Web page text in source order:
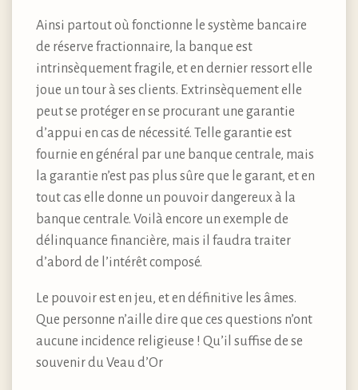
Ainsi partout où fonctionne le système bancaire
de réserve fractionnaire, la banque est
intrinsèquement fragile, et en dernier ressort elle
joue un tour à ses clients. Extrinsèquement elle
peut se protéger en se procurant une garantie
d’appui en cas de nécessité. Telle garantie est
fournie en général par une banque centrale, mais
la garantie n’est pas plus sûre que le garant, et en
tout cas elle donne un pouvoir dangereux à la
banque centrale. Voilà encore un exemple de
délinquance financière, mais il faudra traiter
d’abord de l’intérêt composé.
Le pouvoir est en jeu, et en définitive les âmes.
Que personne n’aille dire que ces questions n’ont
aucune incidence religieuse ! Qu’il suffise de se
souvenir du Veau d’Or